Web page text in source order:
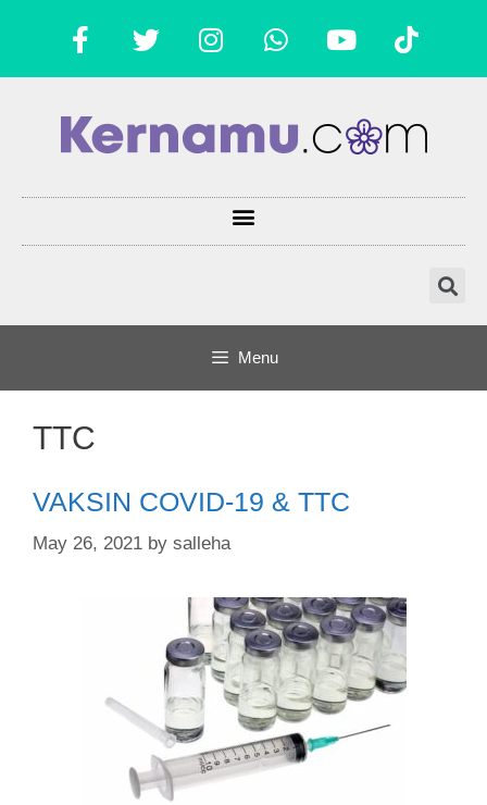
Menu
TTC
VAKSIN COVID-19 & TTC
May 26, 2021 by salleha